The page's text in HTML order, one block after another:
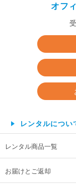
オフ
レンタルについ
レンタル商品一覧
お届けとご返却